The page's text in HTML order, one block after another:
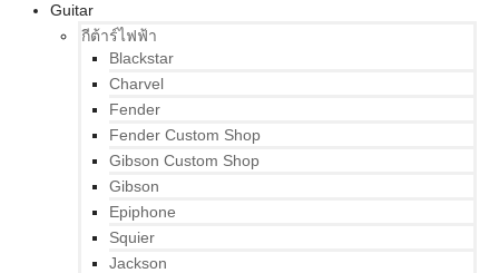
Guitar
กีต้าร์ไฟฟ้า
Blackstar
Charvel
Fender
Fender Custom Shop
Gibson Custom Shop
Gibson
Epiphone
Squier
Jackson